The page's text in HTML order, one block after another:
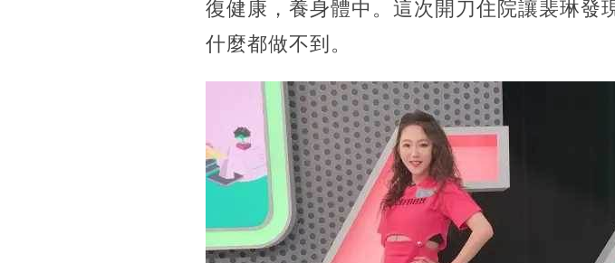
復健康，養身體中。這次開刀住院讓裴琳發
什麼都做不到。